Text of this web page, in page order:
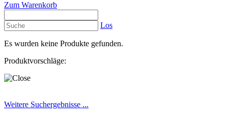
Zum Warenkorb
Los
Es wurden keine Produkte gefunden.
Produktvorschläge:
Weitere Suchergebnisse ...